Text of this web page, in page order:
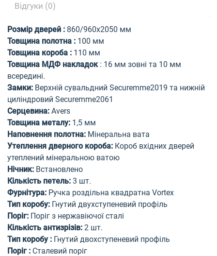
Відгуки (0)
Розмір дверей : 860/960х2050 мм
Товщина полотна : 100 мм
Товщина короба : 110 мм
Товщина МДФ накладок : 16 мм зовні та 10 мм
всередині.
Замки: Верхній сувальдний Securemme2019 та нижній
циліндровий Securemme2061
Серцевина: Avers
Товщина металу: 1,5 мм
Наповнення полотна: Мінеральна вата
Утеплення дверного короба: Короб вхідних дверей
утеплений мінеральною ватою
Нічник: Встановлено
Кількість петель: 3 шт.
Фурнітура: Ручка роздільна квадратна Vortex
Тип коробу: Гнутий двухступеневий профіль
Поріг: Поріг з нержавіючої сталі
Кількість антизрізів: 2 шт.
Тип коробу : Гнутий двохступеневий профіль
Поріг : Сталевий поріг